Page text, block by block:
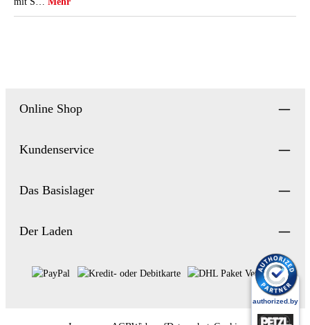
Online Shop
Kundenservice
Das Basislager
Der Laden